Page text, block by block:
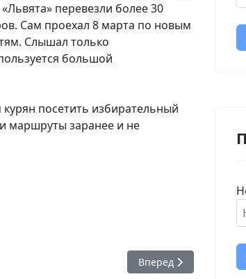
перевезли более 30
Сам проехал 8 марта по новым
Слышал только
большой
посетить избирательный
маршруты заранее и не
области напоминает жителям и гостям
Следующий:
Вперед